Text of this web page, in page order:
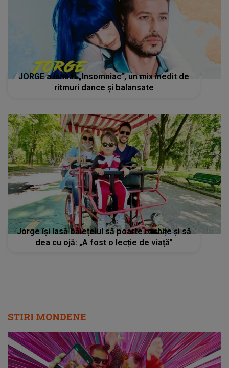
JORGE a lansat „Insomniac”, un mix inedit de
ritmuri dance și balansate
Jorge își lasă băiețelul să poarte rochițe și să
dea cu ojă: „A fost o lecție de viață”
STIRI MONDENE